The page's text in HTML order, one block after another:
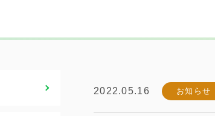
2022.05.16 お知らせ